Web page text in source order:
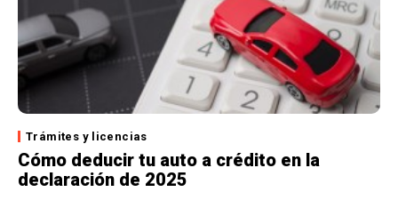
Trámites y licencias
Cómo deducir tu auto a crédito en la
declaración de 2025